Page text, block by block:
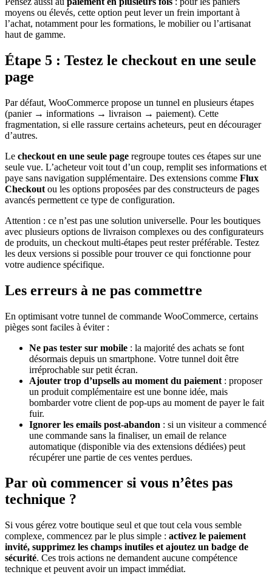
moyens ou élevés, cette option peut lever un frein important à
l’achat, notamment pour les formations, le mobilier ou l’artisanat
haut de gamme.
Étape 5 : Testez le checkout en une seule
page
Par défaut, WooCommerce propose un tunnel en plusieurs étapes
(panier → informations → livraison → paiement). Cette
fragmentation, si elle rassure certains acheteurs, peut en décourager
d’autres.
Le checkout en une seule page regroupe toutes ces étapes sur une
seule vue. L’acheteur voit tout d’un coup, remplit ses informations et
paye sans navigation supplémentaire. Des extensions comme Flux
Checkout ou les options proposées par des constructeurs de pages
avancés permettent ce type de configuration.
Attention : ce n’est pas une solution universelle. Pour les boutiques
avec plusieurs options de livraison complexes ou des configurateurs
de produits, un checkout multi-étapes peut rester préférable. Testez
les deux versions si possible pour trouver ce qui fonctionne pour
votre audience spécifique.
Les erreurs à ne pas commettre
En optimisant votre tunnel de commande WooCommerce, certains
pièges sont faciles à éviter :
Ne pas tester sur mobile : la majorité des achats se font
désormais depuis un smartphone. Votre tunnel doit être
irréprochable sur petit écran.
Ajouter trop d’upsells au moment du paiement : proposer
un produit complémentaire est une bonne idée, mais
bombarder votre client de pop-ups au moment de payer le fait
fuir.
Ignorer les emails post-abandon : si un visiteur a commencé
une commande sans la finaliser, un email de relance
automatique (disponible via des extensions dédiées) peut
récupérer une partie de ces ventes perdues.
Par où commencer si vous n’êtes pas
technique ?
Si vous gérez votre boutique seul et que tout cela vous semble
complexe, commencez par le plus simple : activez le paiement
invité, supprimez les champs inutiles et ajoutez un badge de
sécurité. Ces trois actions ne demandent aucune compétence
technique et peuvent avoir un impact immédiat.